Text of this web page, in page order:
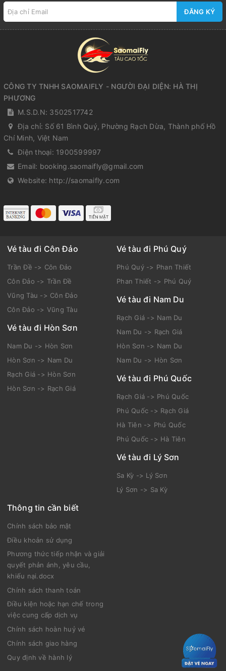
ĐĂNG KÝ
CÔNG TY TNHH SAOMAIFLY - NGƯỜI ĐẠI DIỆN: HÀ THỊ
PHƯƠNG
M.S.D.N: 3502517742
Địa chỉ: Số 61 Bình Quý, Phường Rạch Dừa, Thành phố Hồ
Chí Minh, Việt Nam
Điện thoại: 1900599997
Email: booking.saomaifly@gmail.com
Website: http://saomaifly.com
Vé tàu đi Côn Đảo
Trần Đề -> Côn Đảo
Côn Đảo -> Trần Đề
Vũng Tàu -> Côn Đảo
Côn Đảo -> Vũng Tàu
Vé tàu đi Hòn Sơn
Nam Du -> Hòn Sơn
Hòn Sơn -> Nam Du
Rạch Giá -> Hòn Sơn
Hòn Sơn -> Rạch Giá
Vé tàu đi Phú Quý
Phú Quý -> Phan Thiết
Phan Thiết -> Phú Quý
Vé tàu đi Nam Du
Rạch Giá -> Nam Du
Nam Du -> Rạch Giá
Hòn Sơn -> Nam Du
Nam Du -> Hòn Sơn
Vé tàu đi Phú Quốc
Rạch Giá -> Phú Quốc
Phú Quốc -> Rạch Giá
Hà Tiên -> Phú Quốc
Phú Quốc -> Hà Tiên
Vé tàu đi Lý Sơn
Sa Kỳ -> Lý Sơn
Lý Sơn -> Sa Kỳ
Thông tin cần biết
Chính sách bảo mật
Điều khoản sử dụng
Phương thức tiếp nhận và giải
quyết phản ánh, yêu cầu,
khiếu nại.docx
Chính sách thanh toán
Điều kiện hoặc hạn chế trong
việc cung cấp dịch vụ
Chính sách hoàn huỷ vé
Chính sách giao hàng
Quy định về hành lý